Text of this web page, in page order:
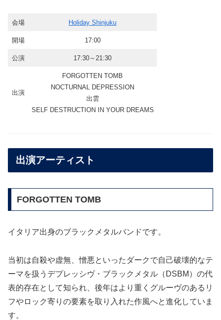
会場 Holiday Shinjuku
開場 17:00
公演 17:30～21:30
出演
FORGOTTEN TOMB
NOCTURNAL DEPRESSION
出雲
SELF DESTRUCTION IN YOUR DREAMS
出演アーティスト
FORGOTTEN TOMB
イタリア出身のブラックメタルバンドです。
当初は自殺や虚無、憎悪といったダークで自己破壊的なテ
ーマを扱うデプレッシヴ・ブラックメタル（DSBM）の代
表的存在として知られ、後年はより重くグルーヴのあるリ
フやロック寄りの要素を取り入れた作風へと進化していま
す。